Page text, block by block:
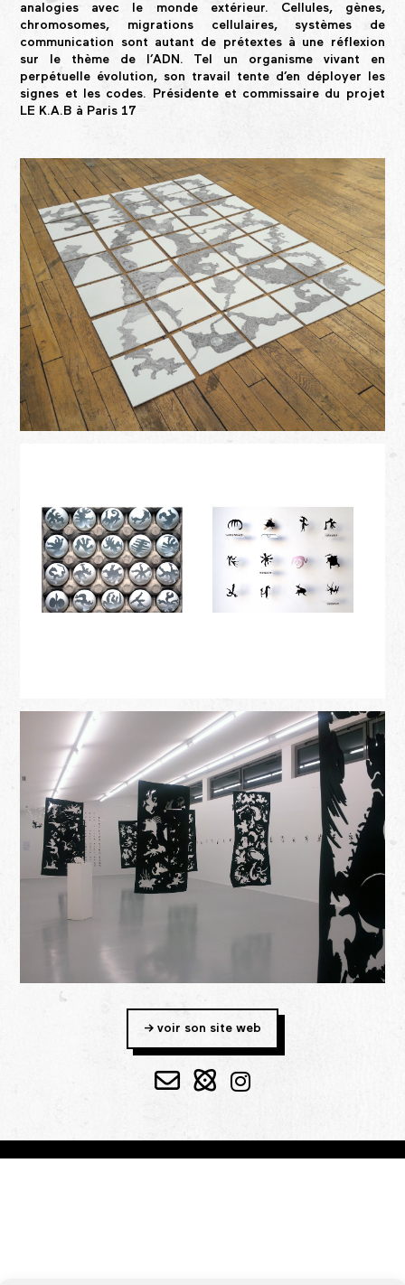
analogies avec le monde extérieur. Cellules, gènes,
chromosomes, migrations cellulaires, systèmes de
communication sont autant de prétextes à une réflexion
sur le thème de l’ADN. Tel un organisme vivant en
perpétuelle évolution, son travail tente d’en déployer les
signes et les codes. Présidente et commissaire du projet
LE K.A.B à Paris 17
-> voir son site web